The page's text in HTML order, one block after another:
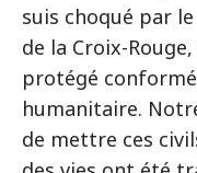
suis choqué par
de la Croix-
protégé
humanitaire.
de mettre ces